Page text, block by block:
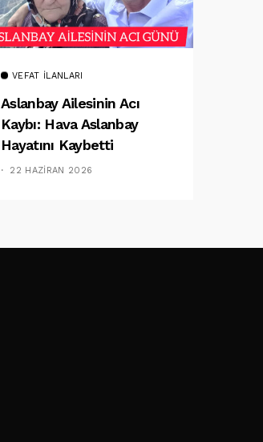
VEFAT İLANLARI
Aslanbay Ailesinin Acı
Kaybı: Hava Aslanbay
Hayatını Kaybetti
22 HAZIRAN 2026